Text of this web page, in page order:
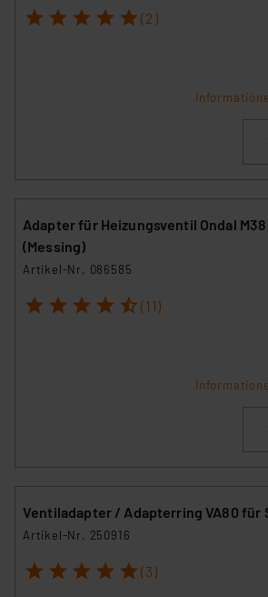
1 2 3 4 5 (2)
Adapter für Heizungsventil Ondal M38
(Messing)
Artikel-Nr. 086585
1 2 3 4 5 (11)
Ventiladapter / Adapterring VA80 für
Artikel-Nr. 250916
1 2 3 4 5 (3)